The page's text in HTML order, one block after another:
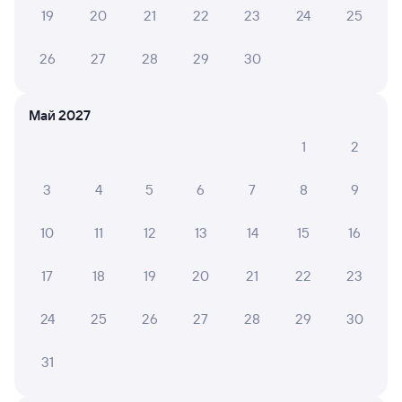
Рекомендую.
Места расположены в другом порядке, чем
нарисованы на схеме при покупке билета. Кресла
расположены более неудобно, чем в поезде 731
вагонах, что создавало проблему и много человек ж...
10 ТАТЬЯНА К.
Отличная поездка, вежливый персонал, очень
19 20 21 22 23 24 25
26 27 28 29 30
Май 2027
1
2
3 4 5 6 7 8 9
10 11 12 13 14 15 16
17 18 19 20 21 22 23
24 25 26 27 28 29 30
31